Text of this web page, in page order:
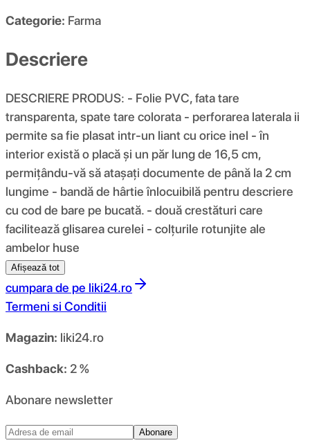
Categorie: Farma
Descriere
DESCRIERE PRODUS: - Folie PVC, fata tare
transparenta, spate tare colorata - perforarea laterala ii
permite sa fie plasat intr-un liant cu orice inel - în
interior există o placă și un păr lung de 16,5 cm,
permițându-vă să atașați documente de până la 2 cm
lungime - bandă de hârtie înlocuibilă pentru descriere
cu cod de bare pe bucată. - două crestături care
facilitează glisarea curelei - colțurile rotunjite ale
ambelor huse
Afișează tot
cumpara de pe liki24.ro
Termeni si Conditii
Magazin: liki24.ro
Cashback: 2 %
Abonare newsletter
Abonare